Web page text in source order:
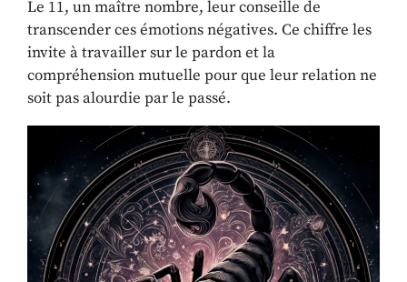
Le 11, un maître nombre, leur conseille de
transcender ces émotions négatives. Ce chiffre les
invite à travailler sur le pardon et la
compréhension mutuelle pour que leur relation ne
soit pas alourdie par le passé.